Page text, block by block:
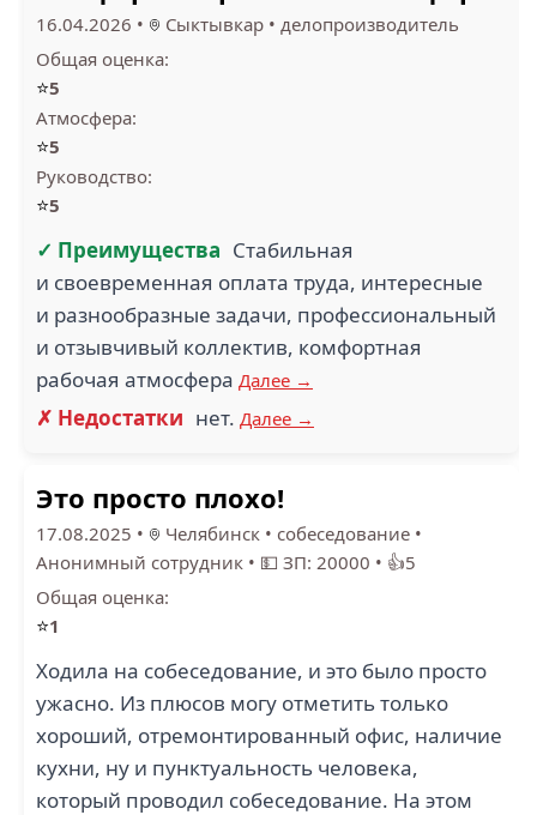
16.04.2026 • Сыктывкар • делопроизводитель
Общая оценка:
⭐5
Атмосфера:
⭐5
Руководство:
⭐5
✓ Преимущества Стабильная
и своевременная оплата труда, интересные
и разнообразные задачи, профессиональный
и отзывчивый коллектив, комфортная
рабочая атмосфера Далее →
✗ Недостатки нет. Далее →
Это просто плохо!
17.08.2025 • Челябинск • собеседование •
Анонимный сотрудник • 💵 ЗП: 20000 • 👍5
Общая оценка:
⭐1
Ходила на собеседование, и это было просто
ужасно. Из плюсов могу отметить только
хороший, отремонтированный офис, наличие
кухни, ну и пунктуальность человека,
который проводил собеседование. На этом